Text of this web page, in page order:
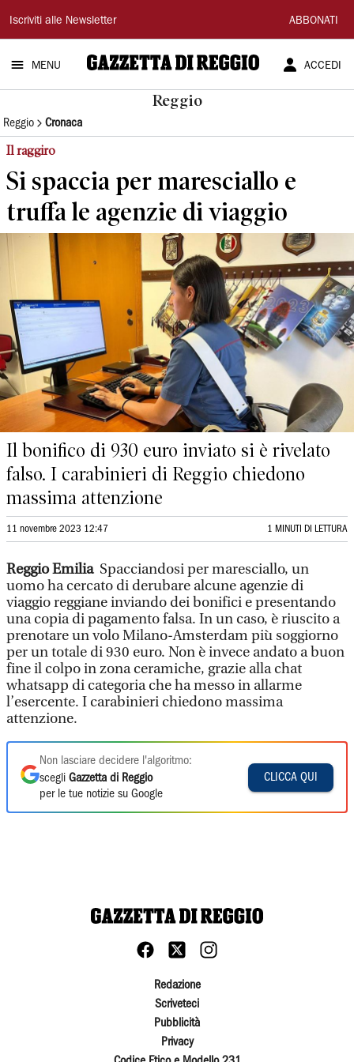
Gazzetta
di
Reggio
Iscriviti alle Newsletter ABBONATI
MENU ACCEDI
Reggio
Reggio Cronaca
Il raggiro
Si spaccia per maresciallo e
truffa le agenzie di viaggio
Il bonifico di 930 euro inviato si è rivelato
falso. I carabinieri di Reggio chiedono
massima attenzione
11 novembre 2023 12:47 1 MINUTI DI LETTURA
Reggio EmiliaSpacciandosi per maresciallo, un
uomo ha cercato di derubare alcune agenzie di
viaggio reggiane inviando dei bonifici e presentando
una copia di pagamento falsa. In un caso, è riuscito a
prenotare un volo Milano-Amsterdam più soggiorno
per un totale di 930 euro. Non è invece andato a buon
fine il colpo in zona ceramiche, grazie alla chat
whatsapp di categoria che ha messo in allarme
l’esercente. I carabinieri chiedono massima
attenzione.
Non lasciare decidere l'algoritmo:
scegli Gazzetta di Reggio
per le tue notizie su Google
CLICCA QUI
Redazione
Scriveteci
Pubblicità
Privacy